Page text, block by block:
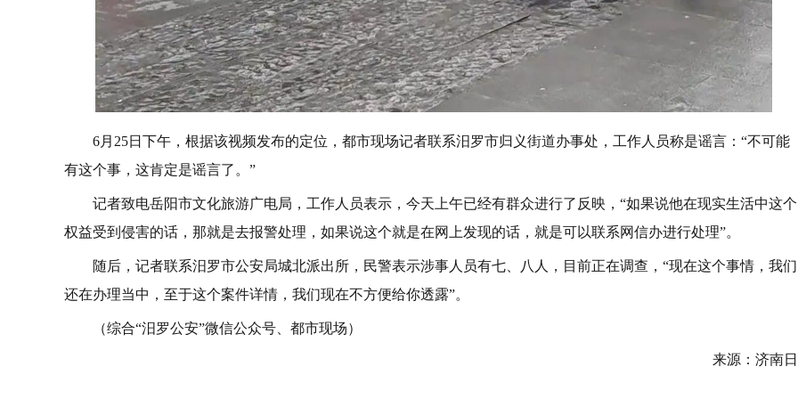
6月25日下午，根据该视频发布的定位，都市现场记者联系汨罗市归义街道办事处，工作人员称是谣言：“不可能
有这个事，这肯定是谣言了。”
记者致电岳阳市文化旅游广电局，工作人员表示，今天上午已经有群众进行了反映，“如果说他在现实生活中这个
权益受到侵害的话，那就是去报警处理，如果说这个就是在网上发现的话，就是可以联系网信办进行处理”。
随后，记者联系汨罗市公安局城北派出所，民警表示涉事人员有七、八人，目前正在调查，“现在这个事情，我们
还在办理当中，至于这个案件详情，我们现在不方便给你透露”。
（综合“汨罗公安”微信公众号、都市现场）
来源：济南